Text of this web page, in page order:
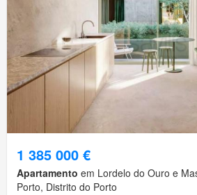
1 385 000 €
Apartamento em Lordelo do Ouro e
Porto, Distrito do Porto